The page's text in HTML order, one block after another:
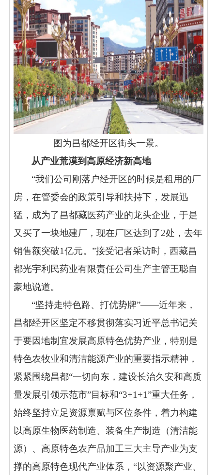
图为昌都经开区街头一景。
从产业荒漠到高原经济新高地
“我们公司刚落户经开区的时候是租用的厂
房，在管委会的政策引导和扶持下，发展迅
猛，成为了昌都藏医药产业的龙头企业，于是
又买了一块地建厂，现在厂区达到了2处，去年
销售额突破1亿元。”接受记者采访时，西藏昌
都光宇利民药业有限责任公司生产主管王聪自
豪地说道。
“坚持走特色路、打优势牌”——近年来，
昌都经开区坚定不移贯彻落实习近平总书记关
于要因地制宜发展高原特色优势产业，特别是
特色农牧业和清洁能源产业的重要指示精神，
紧紧围绕昌都“一切向东，建设长治久安和高质
量发展引领示范市”目标和“3+1+1”重大任务，
始终坚持立足资源禀赋与区位条件，着力构建
以高原生物医药制造、装备生产制造（清洁能
源）、高原特色农产品加工三大主导产业为支
撑的高原特色现代产业体系，“以资源聚产业、